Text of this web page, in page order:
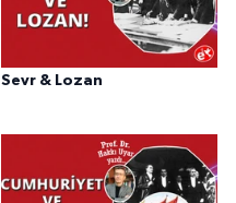
Sevr & Lozan